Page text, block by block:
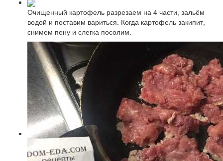
Очищенный картофель разрезаем на 4 части, зальём
водой и поставим вариться. Когда картофель закипит,
снимем пену и слегка посолим.